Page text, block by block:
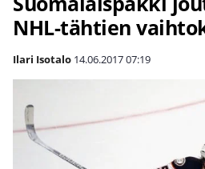
NHL-tähtien
Ilari Isotalo 14.06.201707:19